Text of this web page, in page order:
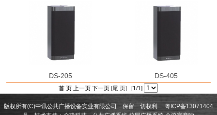
DS-205 DS-405
首 页 上一页 下一页 [尾 页] [1/1]
版权所有(C)中讯公共广播设备实业有限公司 保留一切权利 粤ICP备13071404